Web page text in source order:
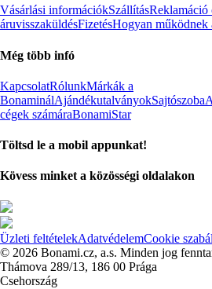
Vásárlási információkSzállításReklamáció
áruvisszaküldésFizetésHogyan működnek
Még több infó
KapcsolatRólunkMárkák a
BonaminálAjándékutalványokSajtószoba
cégek számáraBonamiStar
Töltsd le a mobil appunkat!
Kövess minket a közösségi oldalakon
Üzleti feltételekAdatvédelemCookie
© 2026 Bonami.cz, a.s. Minden jog
Thámova 289/13, 186 00 Prága
Csehország